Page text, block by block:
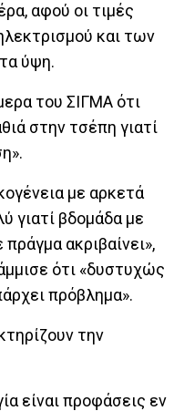
αφού οι τιμές
και των
ύψη.
του ΣΙΓΜΑ ότι
στην τσέπη γιατί
με αρκετά
γιατί βδομάδα με
ακριβαίνει»,
ότι «δυστυχώς
πρόβλημα».
την
είναι προφάσεις εν